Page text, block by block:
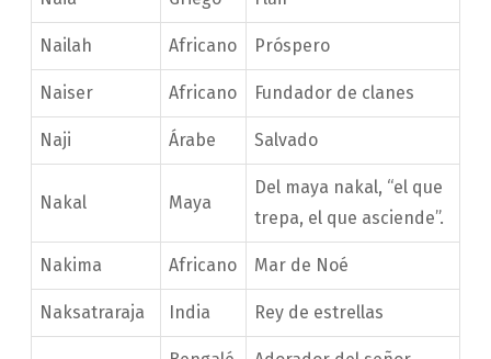
Nailah Africano Próspero
Naiser Africano Fundador de clanes
Naji Árabe Salvado
Nakal Maya
Del maya nakal, “el que
trepa, el que asciende”.
Nakima Africano Mar de Noé
Naksatraraja India Rey de estrellas